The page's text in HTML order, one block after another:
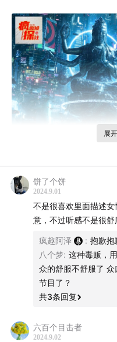
这期咱们好好聊聊现实中
云南平远街镇，缅北的
世纪大贼王张子强覆灭
部是在平远街镇购买的。
这一期，就来聊一聊，
展
饼了个饼
2024.9.01
不是很喜欢里面描述
意，不过听感不是很舒
疯趣阿泽 : 抱歉抱
八个梦: 这种毒贩，
众的舒服不舒服了
节目了？
共3条回复
六百个目击者
2024.9.02